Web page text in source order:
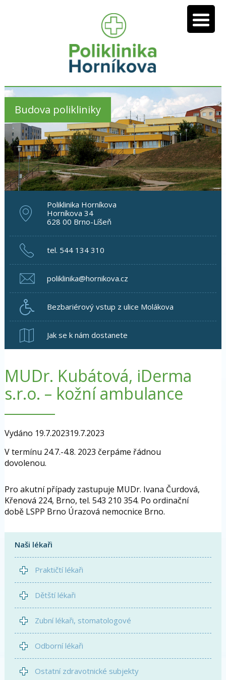
Budova polikliniky
Poliklinika Horníkova
Horníkova 34
628 00 Brno-Líšeň
tel. 544 134 310
poliklinika@hornikova.cz
Bezbariérový vstup z ulice Molákova
Jak se k nám dostanete
MUDr. Kubátová, iDerma
s.r.o. – kožní ambulance
Vydáno 19.7.202319.7.2023
V termínu 24.7.-4.8. 2023 čerpáme řádnou
dovolenou.
Pro akutní případy zastupuje MUDr. Ivana Čurdová,
Křenová 224, Brno, tel. 543 210 354. Po ordinační
době LSPP Brno Úrazová nemocnice Brno.
Naši lékaři
Praktičtí lékaři
Dětští lékaři
Zubní lékaři, stomatologové
Odborní lékaři
Ostatní zdravotnické subjekty